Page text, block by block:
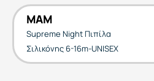
MAM
Supreme Night Πιπίλα
Σιλικόνης 6-16m-UNISEX